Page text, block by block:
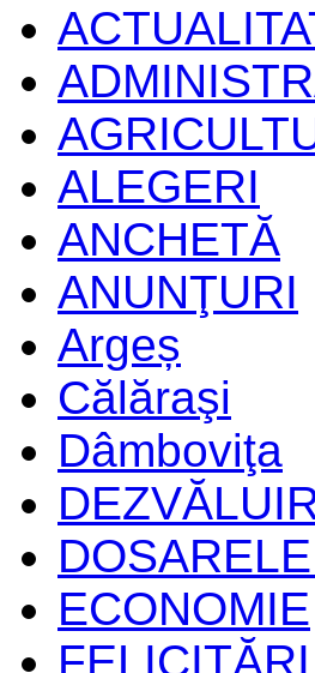
ALEGERI
ANCHETĂ
ANUNŢURI
Argeș
Călăraşi
Dâmboviţa
ECONOMIE
FELICITĂRI